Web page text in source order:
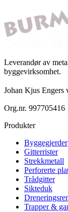
Leverandør av
byggevirksomhet.
Johan Kjus Engers
Org.nr. 997705416
Produkter
Byggegjerder
Gitterrister
Strekkmetall
Perforerte
Trådgitter
Sikteduk
Trapper &